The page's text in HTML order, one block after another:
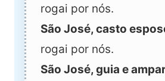
rogai por nós.
São José, casto
rogai por nós.
São José, guia e